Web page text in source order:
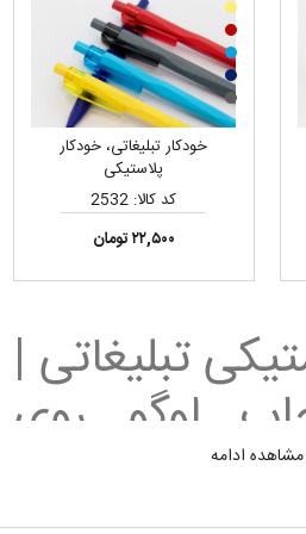
خودکار تبلیغاتی، خودکار
پلاستیکی
کد کالا: 2532
۲۲,۵۰۰ تومان
تبلیغاتی |
لوگو روی
مشاهده ادامه